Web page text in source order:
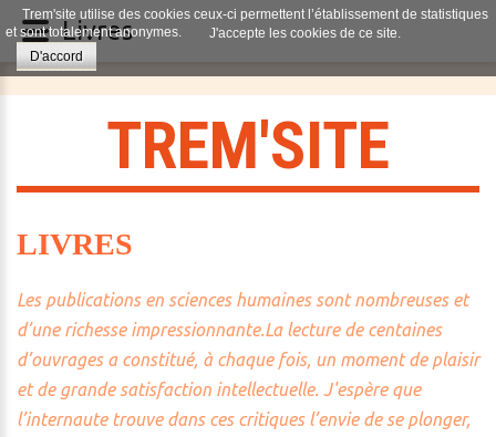
TREM'SITE
LIVRES
Les publications en sciences humaines sont nombreuses et
d’une richesse impressionnante.La lecture de centaines
d’ouvrages a constitué, à chaque fois, un moment de plaisir
et de grande satisfaction intellectuelle. J'espère que
l’internaute trouve dans ces critiques l’envie de se plonger,
Trem'site utilise des cookies ceux-ci permettent l’établissement de statistiques
et sont totalement anonymes.
J'accepte les cookies de ce site.
D'accord
Livres